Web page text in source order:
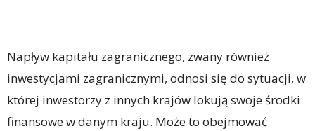
Napływ kapitału zagranicznego, zwany również
inwestycjami zagranicznymi, odnosi się do sytuacji, w
której inwestorzy z innych krajów lokują swoje środki
finansowe w danym kraju. Może to obejmować